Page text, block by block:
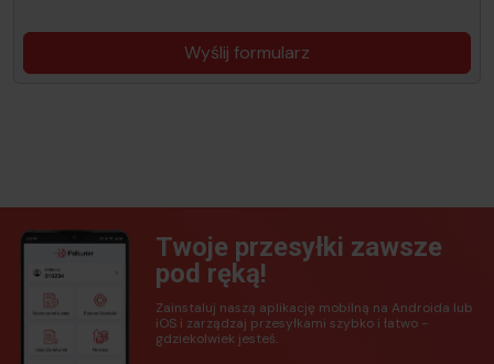
Wyślij formularz
Twoje przesyłki zawsze
pod ręką!
Zainstaluj naszą aplikację mobilną na Androida lub
iOS i zarządzaj przesyłkami szybko i łatwo -
gdziekolwiek jesteś.